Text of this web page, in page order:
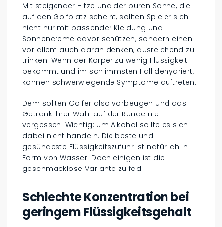
Mit steigender Hitze und der puren Sonne, die
auf den Golfplatz scheint, sollten Spieler sich
nicht nur mit passender Kleidung und
Sonnencreme davor schützen, sondern einen
vor allem auch daran denken, ausreichend zu
trinken. Wenn der Körper zu wenig Flüssigkeit
bekommt und im schlimmsten Fall dehydriert,
können schwerwiegende Symptome auftreten.
Dem sollten Golfer also vorbeugen und das
Getränk ihrer Wahl auf der Runde nie
vergessen. Wichtig: Um Alkohol sollte es sich
dabei nicht handeln. Die beste und
gesündeste Flüssigkeitszufuhr ist natürlich in
Form von Wasser. Doch einigen ist die
geschmacklose Variante zu fad.
Schlechte Konzentration bei
geringem Flüssigkeitsgehalt